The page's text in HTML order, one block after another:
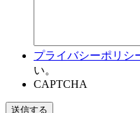
プライバシーポリシ
い。
CAPTCHA